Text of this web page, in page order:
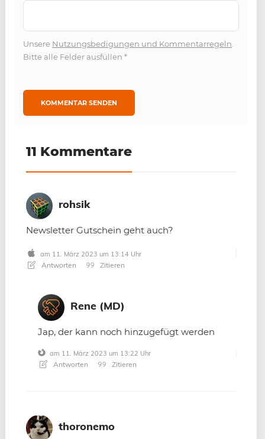
Unsere Nutzungsbedigungen und Kommentarregeln
Bitte alle Felder ausfüllen *
11 Kommentare
rohsik
Newsletter Gutschein geht auch?
am 11. März 2023 um 13:14 Uhr
Antworten Zitieren
Rene (MD)
Jap, der kann noch hinzugefügt werden
am 11. März 2023 um 13:22 Uhr
Antworten Zitieren
thoronemo